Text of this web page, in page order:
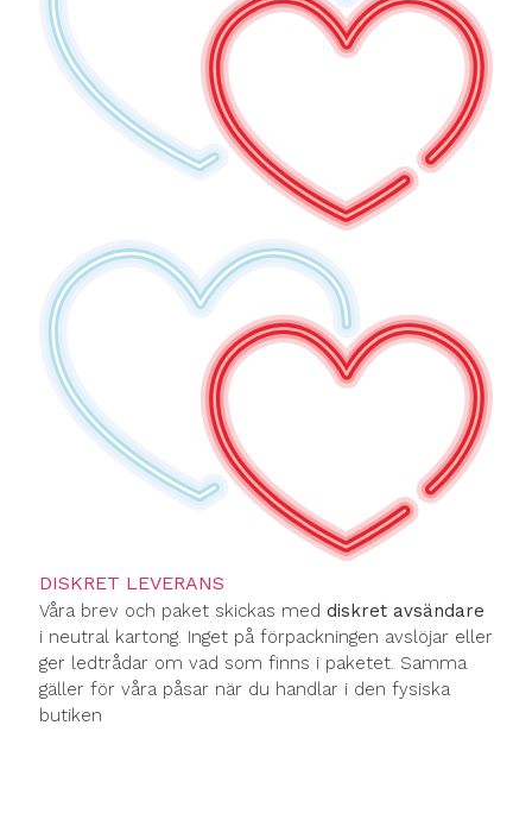
DISKRET LEVERANS
Våra brev och paket skickas med diskret avsändare
i neutral kartong. Inget på förpackningen avslöjar eller
ger ledtrådar om vad som finns i paketet. Samma
gäller för våra påsar när du handlar i den fysiska
butiken